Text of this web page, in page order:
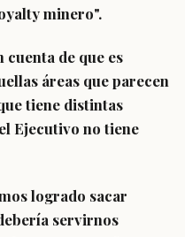
minero".
cuenta de que es
áreas que parecen
tiene distintas
Ejecutivo no tiene
logrado sacar
servirnos